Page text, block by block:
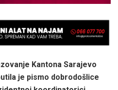
Kantona Sarajevo
je pismo dobrodošlice